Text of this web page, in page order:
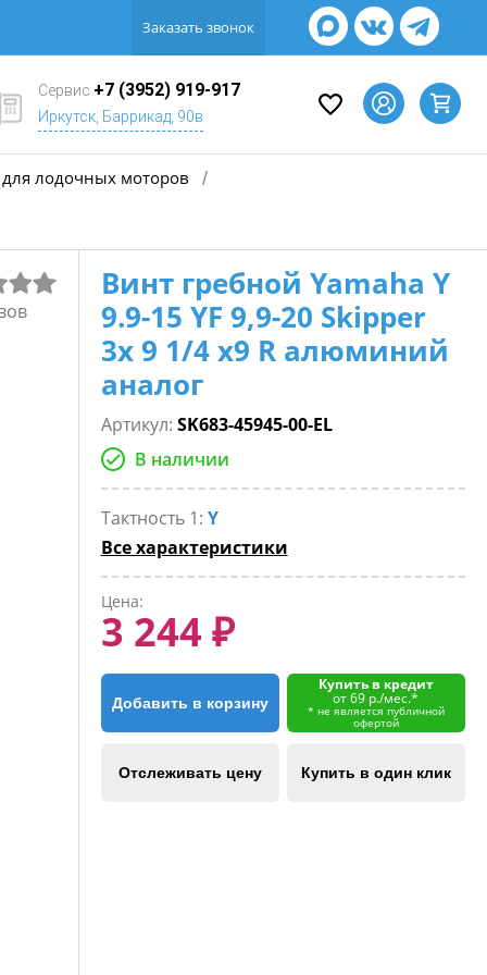
Заказать звонок
Сервис +7 (3952) 919-917
Иркутск, Баррикад, 90в
лодочных моторов /
Винт гребной Yamaha Y
9.9-15 YF 9,9-20 Skipper
3х 9 1/4 х9 R алюминий
аналог
Артикул: SK683-45945-00-EL
В наличии
Тактность 1: Y
Все характеристики
Цена:
3 244 ₽
Добавить в корзину
Купить в кредит
от 69 р./мес.*
* не является публичной
офертой
Отслеживать цену Купить в один клик